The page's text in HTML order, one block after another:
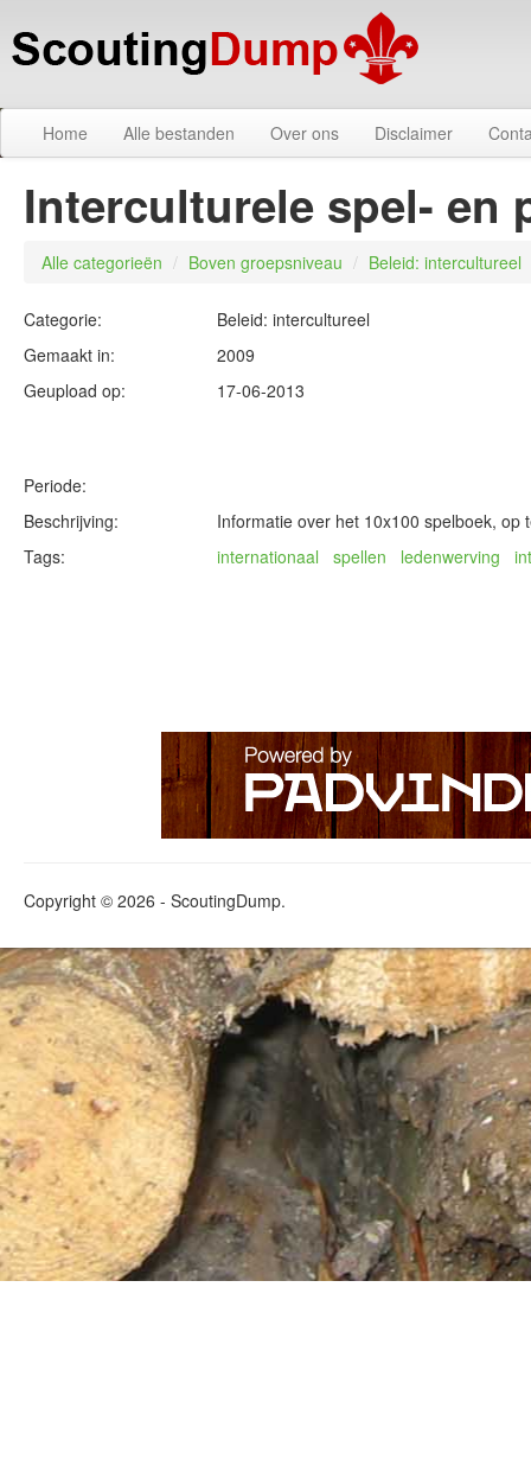
Home Alle bestanden Over ons Disclaimer
Interculturele spel- en
Alle categorieën / Boven groepsniveau / Beleid: intercultureel
Categorie:
Beleid: intercultureel
Gemaakt in:
2009
Geupload op:
17-06-2013
Periode:
Beschrijving:
Informatie over het 10x100 spelboek, op
Tags:
internationaal spellen ledenwerving
Copyright © 2026 - ScoutingDump.